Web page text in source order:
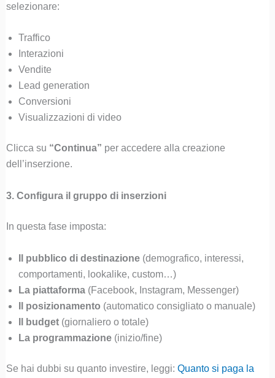
selezionare:
Traffico
Interazioni
Vendite
Lead generation
Conversioni
Visualizzazioni di video
Clicca su “Continua” per accedere alla creazione
dell’inserzione.
3. Configura il gruppo di inserzioni
In questa fase imposta:
Il pubblico di destinazione(demografico, interessi,
comportamenti, lookalike, custom…)
La piattaforma(Facebook, Instagram, Messenger)
Il posizionamento (automatico consigliato o manuale)
Il budget(giornaliero o totale)
La programmazione(inizio/fine)
Se hai dubbi su quanto investire, leggi: Quanto si paga la